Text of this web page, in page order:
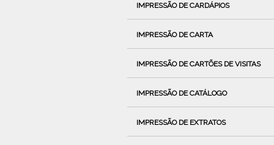
IMPRESSÃO DE CARDÁPIOS
IMPRESSÃO DE CARTA
IMPRESSÃO DE CARTÕES DE VISITAS
IMPRESSÃO DE CATÁLOGO
IMPRESSÃO DE EXTRATOS